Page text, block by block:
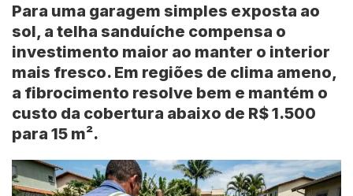
Para uma garagem simples exposta ao
sol, a telha sanduíche compensa o
investimento maior ao manter o interior
mais fresco. Em regiões de clima ameno,
a fibrocimento resolve bem e mantém o
custo da cobertura abaixo de R$ 1.500
para 15 m².